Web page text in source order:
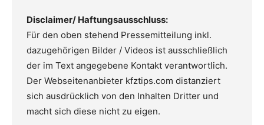
Disclaimer/ Haftungsausschluss:
Für den oben stehend Pressemitteilung inkl.
dazugehörigen Bilder / Videos ist ausschließlich
der im Text angegebene Kontakt verantwortlich.
Der Webseitenanbieter kfztips.com distanziert
sich ausdrücklich von den Inhalten Dritter und
macht sich diese nicht zu eigen.